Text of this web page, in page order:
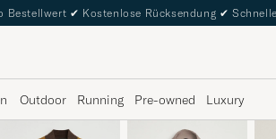
Bestellwert ✔ Kostenlose Rücksendung ✔
Outdoor Running Pre-owned Luxury